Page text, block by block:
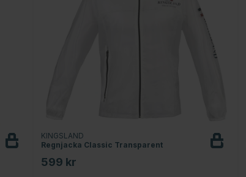
KINGSLAND
Regnjacka Classic Transparent
599 kr